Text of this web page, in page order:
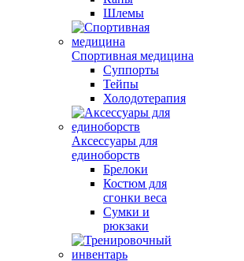
Шлемы
Спортивная медицина
Суппорты
Тейпы
Холодотерапия
Аксессуары для
единоборств
Брелоки
Костюм для
сгонки веса
Сумки и
рюкзаки